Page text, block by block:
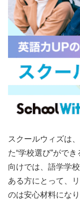
スクールウィズは
た“学校選び”がで
向けでは、語学学
ある方にとって、
のは安心材料になり